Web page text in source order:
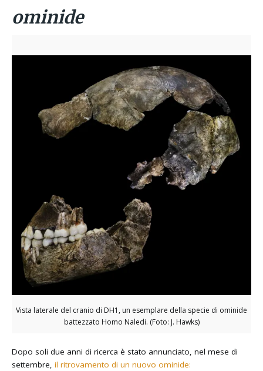
ominide
Vista laterale del cranio di DH1, un esemplare della specie di ominide
battezzato Homo Naledi. (Foto: J. Hawks)
Dopo soli due anni di ricerca è stato annunciato, nel mese di
settembre,il ritrovamento di un nuovo ominide: